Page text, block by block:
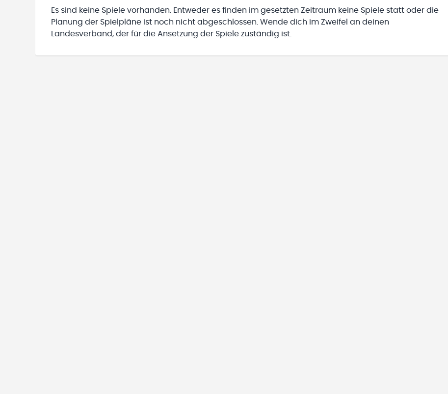
Es sind keine Spiele vorhanden. Entweder es finden im gesetzten Zeitraum keine Spiele statt oder die
Planung der Spielpläne ist noch nicht abgeschlossen. Wende dich im Zweifel an deinen
Landesverband, der für die Ansetzung der Spiele zuständig ist.